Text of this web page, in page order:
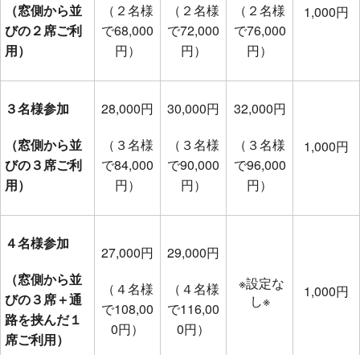
（窓側から並
びの２席ご利
用）
（２名様
で68,000
円）
（２名様
で72,000
円）
（２名様
で76,000
円）
1,000円
３名様参加
（窓側から並
びの３席ご利
用）
28,000円
（３名様
で84,000
円）
30,000円
（３名様
で90,000
円）
32,000円
（３名様
で96,000
円）
1,000円
４名様参加
（窓側から並
びの３席＋通
路を挟んだ１
席ご利用）
27,000円
（４名様
で108,00
0円）
29,000円
（４名様
で116,00
0円）
※設定な
し※
1,000円